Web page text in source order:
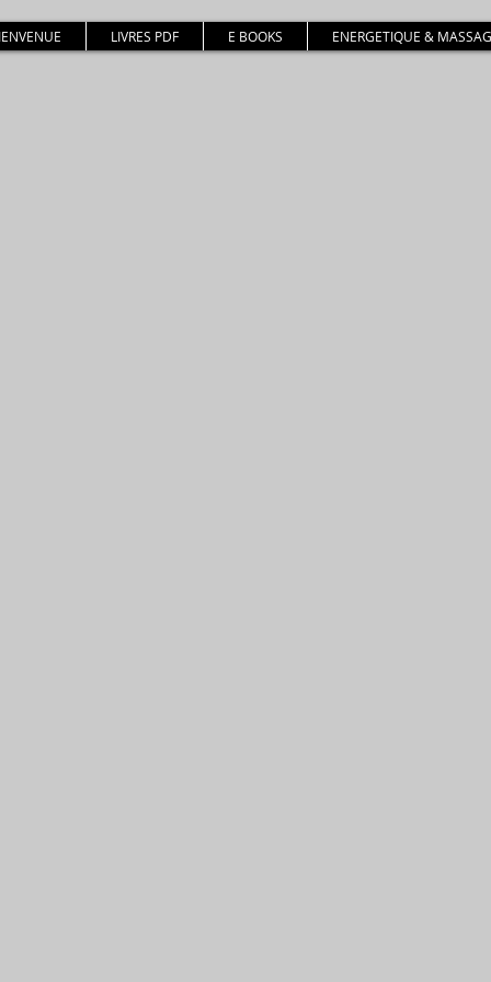
LIVRES PDF E BOOKS ENERGETIQUE &